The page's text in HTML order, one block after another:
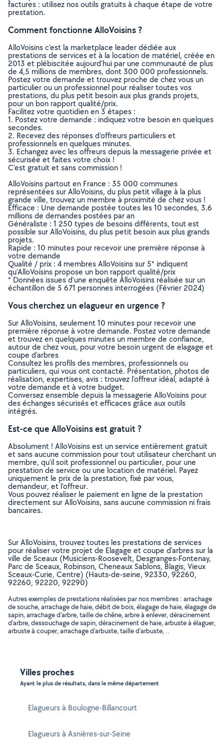
factures : utilisez nos outils gratuits à chaque étape de votre
prestation.
Comment fonctionne AlloVoisins ?
AlloVoisins c’est la marketplace leader dédiée aux
prestations de services et à la location de matériel, créée en
2013 et plébiscitée aujourd’hui par une communauté de plus
de 4,5 millions de membres, dont 300 000 professionnels.
Postez votre demande et trouvez proche de chez vous un
particulier ou un professionnel pour réaliser toutes vos
prestations, du plus petit besoin aux plus grands projets,
pour un bon rapport qualité/prix.
Facilitez votre quotidien en 3 étapes :
1. Postez votre demande : indiquez votre besoin en quelques
secondes.
2. Recevez des réponses d’offreurs particuliers et
professionnels en quelques minutes.
3. Echangez avec les offreurs depuis la messagerie privée et
sécurisée et faites votre choix !
C’est gratuit et sans commission !
AlloVoisins partout en France : 35 000 communes
représentées sur AlloVoisins, du plus petit village à la plus
grande ville, trouvez un membre à proximité de chez vous !
Efficace : Une demande postée toutes les 10 secondes, 3.6
millions de demandes postées par an
Généraliste : 1 250 types de besoins différents, tout est
possible sur AlloVoisins, du plus petit besoin aux plus grands
projets.
Rapide : 10 minutes pour recevoir une première réponse à
votre demande
Qualité / prix : 4 membres AlloVoisins sur 5* indiquent
qu’AlloVoisins propose un bon rapport qualité/prix
* Données issues d’une enquête AlloVoisins réalisée sur un
échantillon de 5 671 personnes interrogées (Février 2024)
Vous cherchez un elagueur en urgence ?
Sur AlloVoisins, seulement 10 minutes pour recevoir une
première réponse à votre demande. Postez votre demande
et trouvez en quelques minutes un membre de confiance,
autour de chez vous, pour votre besoin urgent de elagage et
coupe d'arbres
Consultez les profils des membres, professionnels ou
particuliers, qui vous ont contacté. Présentation, photos de
réalisation, expertises, avis : trouvez l'offreur idéal, adapté à
votre demande et à votre budget.
Conversez ensemble depuis la messagerie AlloVoisins pour
des échanges sécurisés et efficaces grâce aux outils
intégrés.
Est-ce que AlloVoisins est gratuit ?
Absolument ! AlloVoisins est un service entièrement gratuit
et sans aucune commission pour tout utilisateur cherchant un
membre, qu’il soit professionnel ou particulier, pour une
prestation de service ou une location de matériel. Payez
uniquement le prix de la prestation, fixé par vous,
demandeur, et l’offreur.
Vous pouvez réaliser le paiement en ligne de la prestation
directement sur AlloVoisins, sans aucune commission ni frais
bancaires.
Sur AlloVoisins, trouvez toutes les prestations de services
pour réaliser votre projet de Elagage et coupe d'arbres sur la
ville de Sceaux (Musiciens-Roosevelt, Desgranges-Fontenay,
Parc de Sceaux, Robinson, Cheneaux Sablons, Blagis, Vieux
Sceaux-Curie, Centre) (Hauts-de-seine, 92330, 92260,
92260, 92220, 92290)
Autres exemples de prestations réalisées par nos membres : arrachage
de souche, arrachage de haie, débit de bois, élagage de haie, élagage de
sapin, arrachage d'arbre, taille de chêne, arbre à enlever, déracinement
d'arbre, dessouchage de sapin, déracinement de haie, arbuste à élaguer,
arbuste à couper, arrachage d'arbuste, taille d'arbuste, ..
Villes proches
Ayant le plus de résultats, dans le même département
Elagueurs à Boulogne-Billancourt
Elagueurs à Asnières-sur-Seine